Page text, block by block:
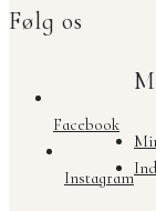
Følg os
Facebook
Instagram